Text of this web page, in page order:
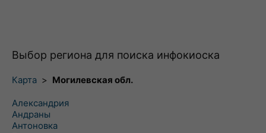
Выбор региона для поиска инфокиоска
Карта > Могилевская обл.
Александрия
Андраны
Антоновка